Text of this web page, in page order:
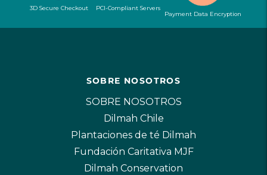
3D Secure Checkout
PCI-Compliant Servers
Payment Data Encryption
SOBRE NOSOTROS
SOBRE NOSOTROS
Dilmah Chile
Plantaciones de té Dilmah
Fundación Caritativa MJF
Dilmah Conservation